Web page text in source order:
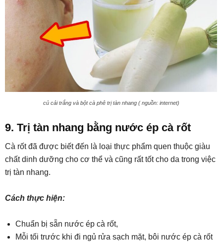
củ cải trắng và bột cà phê trị tàn nhang ( nguồn: internet)
9. Trị tàn nhang bằng nước ép cà rốt
Cà rốt đã được biết đến là loại thực phẩm quen thuộc giàu
chất dinh dưỡng cho cơ thể và cũng rất tốt cho da trong việc
trị tàn nhang.
Cách thực hiện:
Chuẩn bị sẵn nước ép cà rốt,
Mỗi tối trước khi đi ngủ rửa sạch mặt, bôi nước ép cà rốt